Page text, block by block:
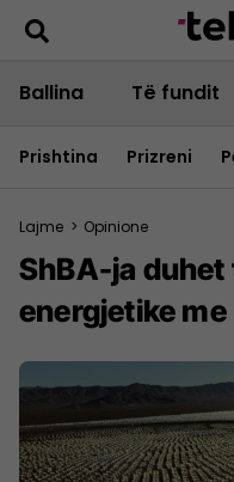
Ballina Të fundit
Prishtina Prizreni
Lajme > Opinione
ShBA-ja
energjetike me